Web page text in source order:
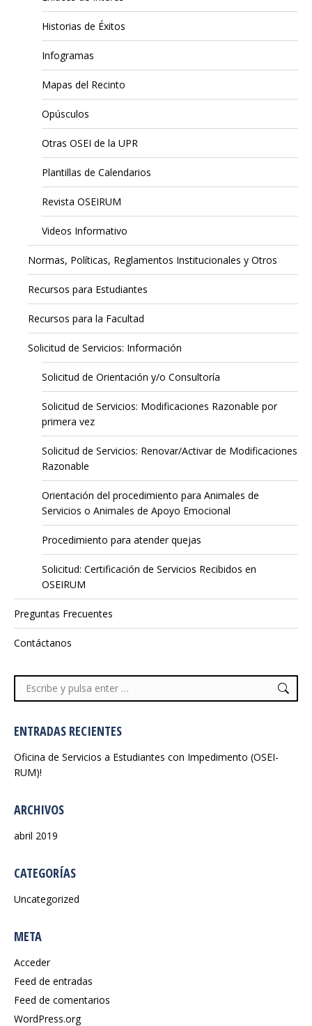
Historias de Éxitos
Infogramas
Mapas del Recinto
Opúsculos
Otras OSEI de la UPR
Plantillas de Calendarios
Revista OSEIRUM
Videos Informativo
Normas, Políticas, Reglamentos Institucionales y Otros
Recursos para Estudiantes
Recursos para la Facultad
Solicitud de Servicios: Información
Solicitud de Orientación y/o Consultoría
Solicitud de Servicios: Modificaciones Razonable por
primera vez
Solicitud de Servicios: Renovar/Activar de Modificaciones
Razonable
Orientación del procedimiento para Animales de
Servicios o Animales de Apoyo Emocional
Procedimiento para atender quejas
Solicitud: Certificación de Servicios Recibidos en
OSEIRUM
Preguntas Frecuentes
Contáctanos
Buscar:
ENTRADAS RECIENTES
Oficina de Servicios a Estudiantes con Impedimento (OSEI-
RUM)!
ARCHIVOS
abril 2019
CATEGORÍAS
Uncategorized
META
Acceder
Feed de entradas
Feed de comentarios
WordPress.org